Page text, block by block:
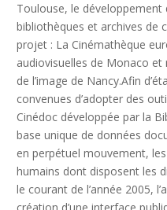
Toulouse, le développement
bibliothèques et archives de
projet : La Cinémathèque
audiovisuelles de Monaco
de l’image de Nancy.Afin
convenues d’adopter des
Cinédoc développée par la
base unique de données
en perpétuel mouvement,
humains dont disposent les
le courant de l’année 2005,